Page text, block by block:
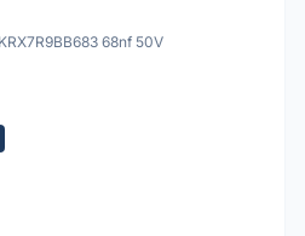
68nf 50V